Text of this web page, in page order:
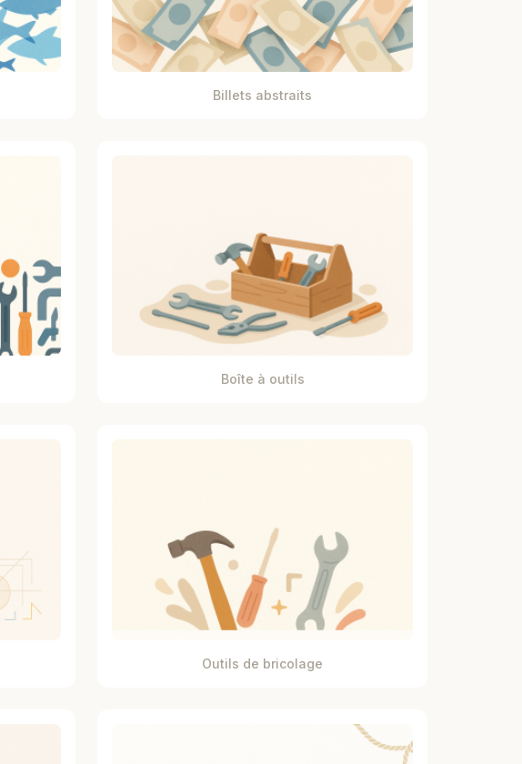
Billets abstraits
Boîte à outils
Outils de bricolage